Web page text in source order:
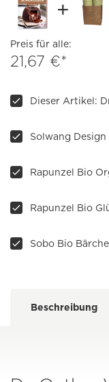
Preis für alle:
21,67 €*
Solwang
Rapunzel Bio
Sobo Bio
Beschreibung